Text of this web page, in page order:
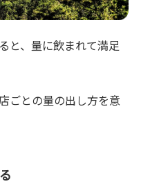
と、量に飲まれて満足
ごとの量の出し方を意